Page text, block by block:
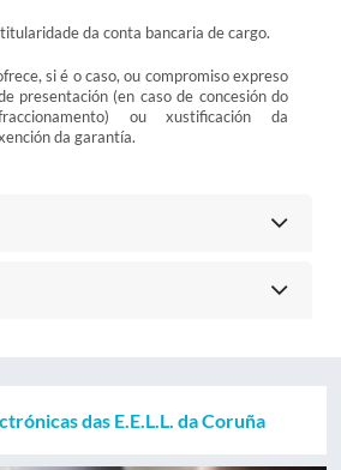
da conta bancaria de cargo.
si é o caso, ou compromiso expreso
presentación (en caso de concesión do
fraccionamento) ou xustificación da
da garantía.
das E.E.L.L. da Coruña